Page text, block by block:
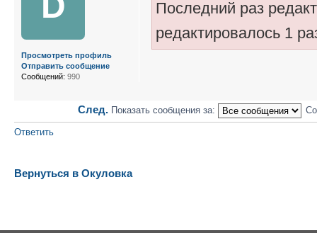
Последний раз
редактировалось 1
Просмотреть профиль
Отправить сообщение
Сообщений: 990
След. Показать сообщения за:
Ответить
Вернуться в Окуловка